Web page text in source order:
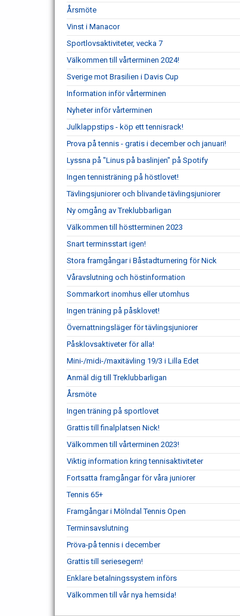
Årsmöte
Vinst i Manacor
Sportlovsaktiviteter, vecka 7
Välkommen till vårterminen 2024!
Sverige mot Brasilien i Davis Cup
Information inför vårterminen
Nyheter inför vårterminen
Julklappstips - köp ett tennisrack!
Prova på tennis - gratis i december och januari!
Lyssna på "Linus på baslinjen" på Spotify
Ingen tennisträning på höstlovet!
Tävlingsjuniorer och blivande tävlingsjuniorer
Ny omgång av Treklubbarligan
Välkommen till höstterminen 2023
Snart terminsstart igen!
Stora framgångar i Båstadturnering för Nick
Våravslutning och höstinformation
Sommarkort inomhus eller utomhus
Ingen träning på påsklovet!
Övernattningsläger för tävlingsjuniorer
Påsklovsaktiveter för alla!
Mini-/midi-/maxitävling 19/3 i Lilla Edet
Anmäl dig till Treklubbarligan
Årsmöte
Ingen träning på sportlovet
Grattis till finalplatsen Nick!
Välkommen till vårterminen 2023!
Viktig information kring tennisaktiviteter
Fortsatta framgångar för våra juniorer
Tennis 65+
Framgångar i Mölndal Tennis Open
Terminsavslutning
Pröva-på tennis i december
Grattis till seriesegern!
Enklare betalningssystem införs
Välkommen till vår nya hemsida!